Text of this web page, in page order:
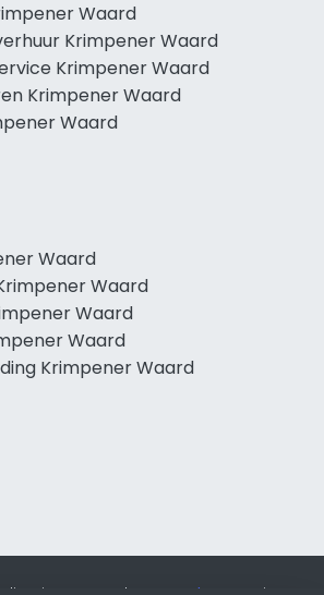
Waard
Krimpener Waard
Krimpener Waard
Krimpener Waard
Waard
Waard
Waard
Waard
Waard
Krimpener Waard